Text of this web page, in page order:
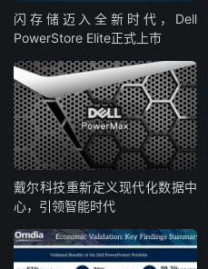
闪存储迈入全新时代，Dell
PowerStore Elite正式上市
戴尔科技重新定义现代化数据中
心，引领智能时代